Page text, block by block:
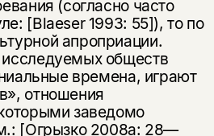
(согласно часто
[Blaeser 1993: 55]), то по
апроприации.
обществ
времена, играют
отношения
заведомо
[Огрызко 2008а: 28—